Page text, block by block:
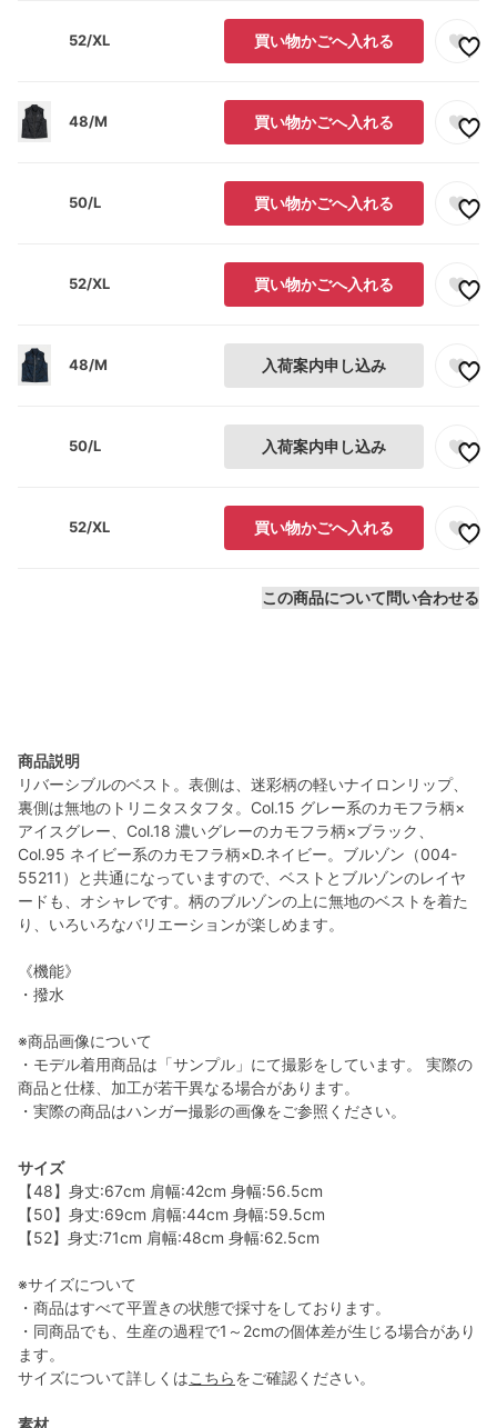
52/XL 買い物かごへ入れる
48/M 買い物かごへ入れる
50/L 買い物かごへ入れる
52/XL 買い物かごへ入れる
48/M 入荷案内申し込み
50/L 入荷案内申し込み
52/XL 買い物かごへ入れる
この商品について問い合わせる
商品説明
リバーシブルのベスト。表側は、迷彩柄の軽いナイロンリップ、
裏側は無地のトリニタスタフタ。Col.15 グレー系のカモフラ柄×
アイスグレー、Col.18 濃いグレーのカモフラ柄×ブラック、
Col.95 ネイビー系のカモフラ柄×D.ネイビー。ブルゾン（004-
55211）と共通になっていますので、ベストとブルゾンのレイヤ
ードも、オシャレです。柄のブルゾンの上に無地のベストを着た
り、いろいろなバリエーションが楽しめます。
《機能》
・撥水
※商品画像について
・モデル着用商品は「サンプル」にて撮影をしています。 実際の
商品と仕様、加工が若干異なる場合があります。
・実際の商品はハンガー撮影の画像をご参照ください。
サイズ
【48】身丈:67cm 肩幅:42cm 身幅:56.5cm
【50】身丈:69cm 肩幅:44cm 身幅:59.5cm
【52】身丈:71cm 肩幅:48cm 身幅:62.5cm
※サイズについて
・商品はすべて平置きの状態で採寸をしております。
・同商品でも、生産の過程で1～2cmの個体差が生じる場合があり
ます。
サイズについて詳しくはこちらをご確認ください。
素材